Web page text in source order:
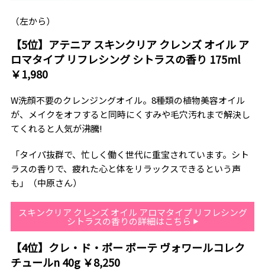
（左から）
【5位】アテニア スキンクリア クレンズ オイル ア
ロマタイプ リフレシング シトラスの香り 175ml
￥1,980
W洗顔不要のクレンジングオイル。8種類の植物美容オイル
が、メイクをオフすると同時にくすみや毛穴汚れまで解決し
てくれると人気が沸騰!
「タイパ抜群で、忙しく働く世代に重宝されています。シト
ラスの香りで、疲れた心と体をリラックスできるという声
も」（中原さん）
スキンクリア クレンズ オイル アロマタイプ リフレシング
シトラスの香りの詳細はこちら
【4位】クレ・ド・ポー ボーテ ヴォワールコレク
チュールn 40g ￥8,250